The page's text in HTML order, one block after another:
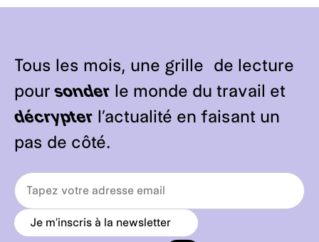
Tous les mois, une grille de lecture
pour sonder le monde du travail et
décrypter l’actualité en faisant un
pas de côté.
Je m’inscris à la newsletter
r